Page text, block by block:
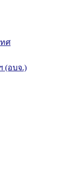
ศ
(อบจ.)